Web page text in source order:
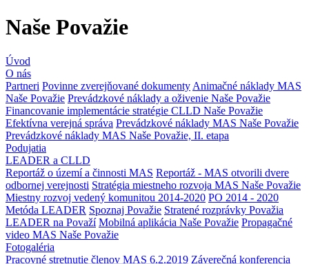
Naše Považie
Úvod
O nás
Partneri Povinne zverejňované dokumenty Animačné náklady MAS
Naše Považie Prevádzkové náklady a oživenie Naše Považie
Financovanie implementácie stratégie CLLD Naše Považie
Efektívna verejná správa Prevádzkové náklady MAS Naše Považie
Prevádzkové náklady MAS Naše Považie, II. etapa
Podujatia
LEADER a CLLD
Reportáž o území a činnosti MAS Reportáž - MAS otvorili dvere
odbornej verejnosti Stratégia miestneho rozvoja MAS Naše Považie
Miestny rozvoj vedený komunitou 2014-2020 PO 2014 - 2020
Metóda LEADER Spoznaj Považie Stratené rozprávky Považia
LEADER na Považí Mobilná aplikácia Naše Považie Propagačné
video MAS Naše Považie
Fotogaléria
Pracovné stretnutie členov MAS 6.2.2019 Záverečná konferencia